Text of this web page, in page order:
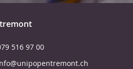
516 97 00